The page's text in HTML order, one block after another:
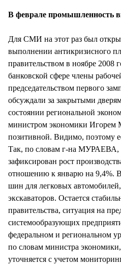
В феврале промышленность
Для СМИ на этот раз был
выполнении антикризисного
правительством в ноябре 2008
банковской сфере члены
председательством первого
обсуждали за закрытыми
состоянии региональной
министром экономики
позитивной. Видимо, поэтому
Так, по словам г-на МУРАЕВА,
зафиксирован рост
отношению к январю на 9,4%.
шин для легковых
экскаваторов. Остается
правительства, ситуация на
системообразующих
федеральном и региональном
по словам министра
уточняется с учетом